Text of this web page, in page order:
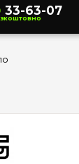
33-63-07